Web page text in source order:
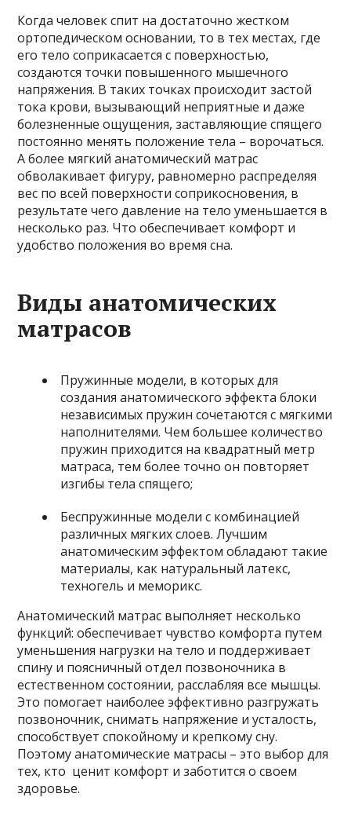
Когда человек спит на достаточно жестком
ортопедическом основании, то в тех местах, где
его тело соприкасается с поверхностью,
создаются точки повышенного мышечного
напряжения. В таких точках происходит застой
тока крови, вызывающий неприятные и даже
болезненные ощущения, заставляющие спящего
постоянно менять положение тела – ворочаться.
А более мягкий анатомический матрас
обволакивает фигуру, равномерно распределяя
вес по всей поверхности соприкосновения, в
результате чего давление на тело уменьшается в
несколько раз. Что обеспечивает комфорт и
удобство положения во время сна.
Виды анатомических
матрасов
Пружинные модели, в которых для
создания анатомического эффекта блоки
независимых пружин сочетаются с мягкими
наполнителями. Чем большее количество
пружин приходится на квадратный метр
матраса, тем более точно он повторяет
изгибы тела спящего;
Беспружинные модели с комбинацией
различных мягких слоев. Лучшим
анатомическим эффектом обладают такие
материалы, как натуральный латекс,
техногель и меморикс.
Анатомический матрас выполняет несколько
функций: обеспечивает чувство комфорта путем
уменьшения нагрузки на тело и поддерживает
спину и поясничный отдел позвоночника в
естественном состоянии, расслабляя все мышцы.
Это помогает наиболее эффективно разгружать
позвоночник, снимать напряжение и усталость,
способствует спокойному и крепкому сну.
Поэтому анатомические матрасы – это выбор для
тех, кто ценит комфорт и заботится о своем
здоровье.